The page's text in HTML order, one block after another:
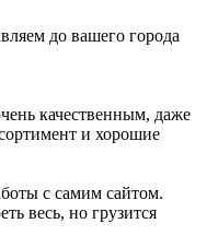
до вашего города
качественным, даже
и хорошие
с самим сайтом.
весь, но грузится